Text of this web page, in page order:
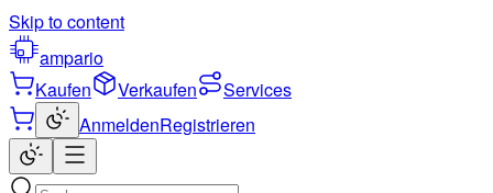
Skip to content
ampario
Kaufen
Verkaufen
Services
AnmeldenRegistrieren